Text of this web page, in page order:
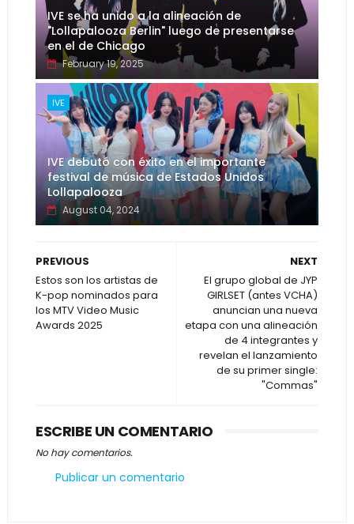
IVE se ha unido a la alineación de
"Lollapalooza Berlin" luego de presentarse
en el de Chicago
February 19, 2025
IVE
IVE debutó con éxito en el importante
festival de música de Estados Unidos
Lollapalooza
August 04, 2024
NEXT
El grupo global de JYP
GIRLSET (antes VCHA)
anuncian una nueva
etapa con una alineación
de 4 integrantes y
revelan el lanzamiento
de su primer single:
"Commas"
PREVIOUS
Estos son los artistas de
K-pop nominados para
los MTV Video Music
Awards 2025
ESCRIBE UN COMENTARIO
No hay comentarios.
Publicar un comentario